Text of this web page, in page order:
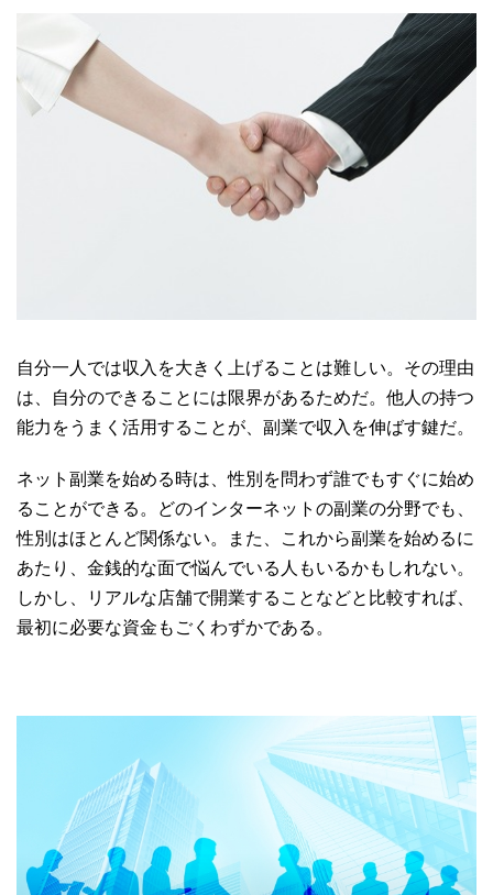
自分一人では収入を大きく上げることは難しい。その理由
は、自分のできることには限界があるためだ。他人の持つ
能力をうまく活用することが、副業で収入を伸ばす鍵だ。
ネット副業を始める時は、性別を問わず誰でもすぐに始め
ることができる。どのインターネットの副業の分野でも、
性別はほとんど関係ない。また、これから副業を始めるに
あたり、金銭的な面で悩んでいる人もいるかもしれない。
しかし、リアルな店舗で開業することなどと比較すれば、
最初に必要な資金もごくわずかである。